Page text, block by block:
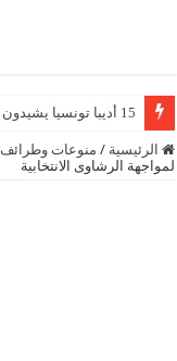
15 أديبا تونسيا يشيدون بتكريم الشاعر علي الدرورة
الرئيسية / منوعات وطرائف
لمواجهة الرشاوى الانتخابية